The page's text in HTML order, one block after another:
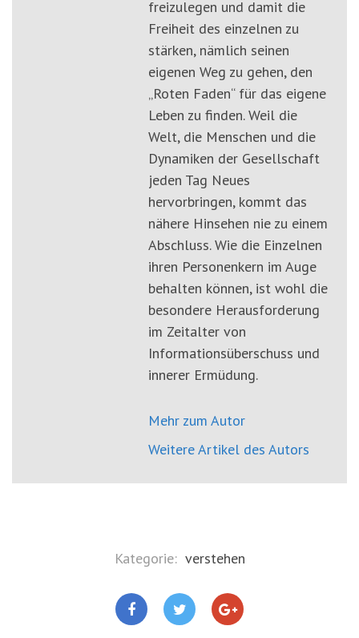
freizulegen und damit die
Freiheit des einzelnen zu
stärken, nämlich seinen
eigenen Weg zu gehen, den
„Roten Faden“ für das eigene
Leben zu finden. Weil die
Welt, die Menschen und die
Dynamiken der Gesellschaft
jeden Tag Neues
hervorbringen, kommt das
nähere Hinsehen nie zu einem
Abschluss. Wie die Einzelnen
ihren Personenkern im Auge
behalten können, ist wohl die
besondere Herausforderung
im Zeitalter von
Informationsüberschuss und
innerer Ermüdung.
Mehr zum Autor
Weitere Artikel des Autors
Kategorie: verstehen